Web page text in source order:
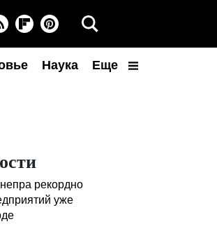
Наука Еще
рекордно
уже